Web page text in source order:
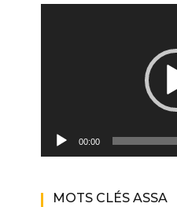
00:00
MOTS CLÉS ASSA